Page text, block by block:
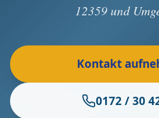
12359 und
Kontakt
0172 / 30